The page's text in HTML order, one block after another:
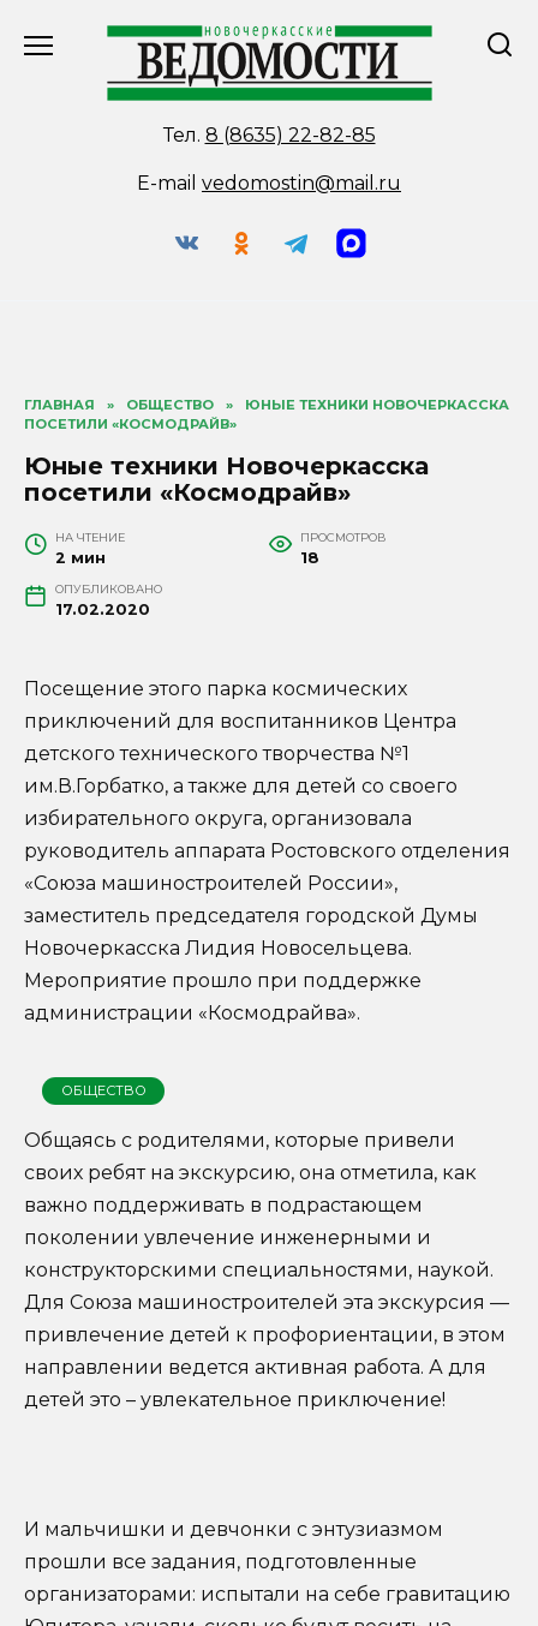
Тел. 8 (8635) 22-82-85
E-mail vedomostin@mail.ru
ГЛАВНАЯ » ОБЩЕСТВО »
ЮНЫЕ ТЕХНИКИ НОВОЧЕРКАССКА
ПОСЕТИЛИ «КОСМОДРАЙВ»
Юные техники Новочеркасска
посетили «Космодрайв»
НА ЧТЕНИЕ
2 мин
ПРОСМОТРОВ
18
ОПУБЛИКОВАНО
17.02.2020
Посещение этого парка космических
приключений для воспитанников Центра
детского технического творчества №1
им.В.Горбатко, а также для детей со своего
избирательного округа, организовала
руководитель аппарата Ростовского отделения
«Союза машиностроителей России»,
заместитель председателя городской Думы
Новочеркасска Лидия Новосельцева.
Мероприятие прошло при поддержке
администрации «Космодрайва».
ОБЩЕСТВО
Общаясь с родителями, которые привели
своих ребят на экскурсию, она отметила, как
важно поддерживать в подрастающем
поколении увлечение инженерными и
конструкторскими специальностями, наукой.
Для Союза машиностроителей эта экскурсия —
привлечение детей к профориентации, в этом
направлении ведется активная работа. А для
детей это – увлекательное приключение!
И мальчишки и девчонки с энтузиазмом
прошли все задания, подготовленные
организаторами: испытали на себе гравитацию